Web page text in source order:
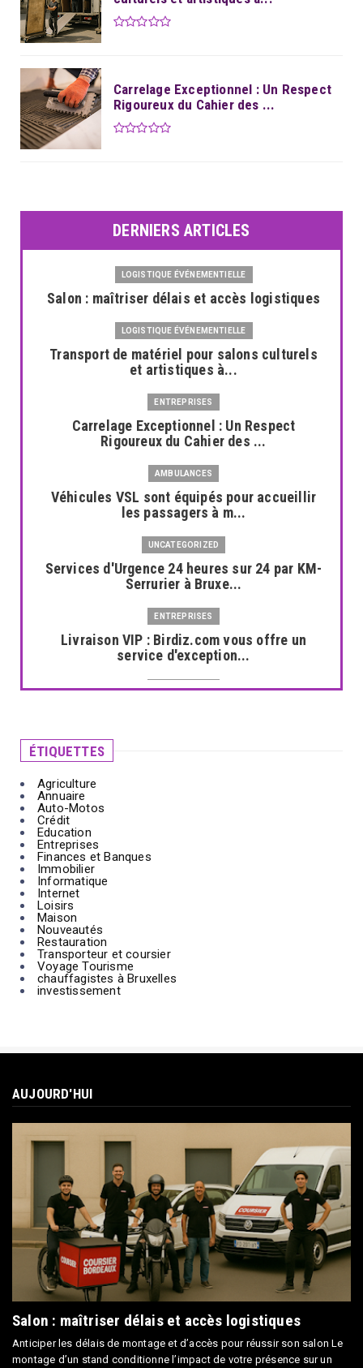
Carrelage Exceptionnel : Un Respect
Rigoureux du Cahier des ...
DERNIERS ARTICLES
LOGISTIQUE ÉVÉNEMENTIELLE
Salon : maîtriser délais et accès logistiques
LOGISTIQUE ÉVÉNEMENTIELLE
Transport de matériel pour salons culturels
et artistiques à...
ENTREPRISES
Carrelage Exceptionnel : Un Respect
Rigoureux du Cahier des ...
AMBULANCES
Véhicules VSL sont équipés pour accueillir
les passagers à m...
UNCATEGORIZED
Services d'Urgence 24 heures sur 24 par KM-
Serrurier à Bruxe...
ENTREPRISES
Livraison VIP : Birdiz.com vous offre un
service d'exception...
ENTREPRISES
Services de transport événementiel paris
Urgence Depannage Serrurier Express
ÉTIQUETTES
Agriculture
Annuaire
Auto-Motos
Crédit
Education
Entreprises
Finances et Banques
Immobilier
Informatique
Internet
Loisirs
Maison
Nouveautés
Restauration
Transporteur et coursier
Voyage Tourisme
chauffagistes à Bruxelles
investissement
AUJOURD'HUI
Salon : maîtriser délais et accès logistiques
Anticiper les délais de montage et d’accès pour réussir son salon Le
montage d’un stand conditionne l’impact de votre présence sur un